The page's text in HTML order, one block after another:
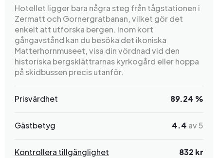
Hotellet ligger bara några steg från tågstationen i
Zermatt och Gornergratbanan, vilket gör det
enkelt att utforska bergen. Inom kort
gångavstånd kan du besöka det ikoniska
Matterhornmuseet, visa din vördnad vid den
historiska bergsklättrarnas kyrkogård eller hoppa
på skidbussen precis utanför.
Prisvärdhet 89.24 %
Gästbetyg 4.4 av 5
Kontrollera tillgänglighet 832 kr